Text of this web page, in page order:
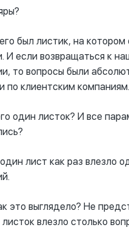
был листик, на
И если возвращаться к
то вопросы были
по клиентским компаниям.
один листок? И все
лист как раз влезло
это выглядело? Не
влезло столько